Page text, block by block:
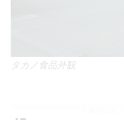
タカノ食品外観